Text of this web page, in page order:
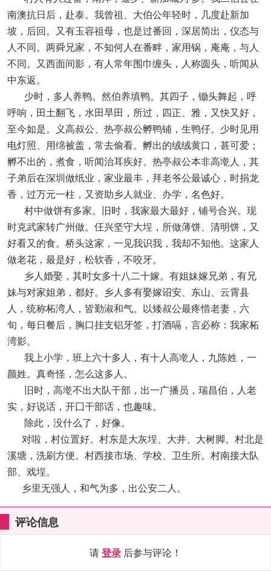
南澳抗日后，赴泰。我曾祖、大伯公年轻时，几度赴新加
坡，后回。又有玉容祖母，也是过番回，深居简出，仪态与
人不同。两舜兄家，不知何人在番畔，家用锅，庵庵，与人
不同。又西面间影，有人常年围巾缠头，人称圆头，听闻从
中东返。
少时，多人养鸭。然伯养填鸭。其四子，锄头舞起，呼
呼响，田土翻飞，水田旱田，所过，四正、雅，又快又好，
至今如是。义高叔公、热亭叔公孵鸭铺，生鸭仔。少时见用
电灯照、用绵被盖，常去偷看。孵出的绒绒黄口，甚可爱；
孵不出的，煮食，听闻治耳疾好。热亭叔公本非高墘人，其
子弟后在深圳做纸业，家业最丰，拜老爷公最诚心，时捐龙
香，过万元一柱，又资助乡人就业、办学，名色好。
村中做饼有多家。旧时，我家最大最好，铺号合兴。现
时克武家转广州做。仼兴坚守大埕，所做薄饼、清明饼，又
好看又的食。桥头这家，一见我识我，我却不知他。这家人
做老花，最是好，松软香，不咬牙。
乡人婚娶，其时女多十八二十嫁。有姐妹嫁兄弟，有兄
妹与对家姐弟，都好。乡人多有娶嫁诏安、东山、云霄县
人，统称柘湾人，皆勤淑和气。以矮叔公最疼惜老妻，六
旬，每日餐后，胸口挂支铝牙签，打酒嗝，言必称：我家柘
湾影。
我上小学，班上六十多人，有十人高墘人，九陈姓，一
颜姓。真奇怪，怎么这多人。
旧时，高墘不出大队干部，出一广播员，瑞昌伯，人老
实，好说话，开囗干部话，也趣味。
除此，没什么了，好像。
对啦，村位置好。村东是大灰埕、大井、大树脚。村北是
溪塘，洗刷方便。村西接市场、学校、卫生所。村南接大队
部、戏埕。
乡里无强人，和气为多，出公安二人。
评论信息
请登录 后参与评论！